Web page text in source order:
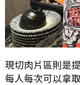
現切肉片區則是
每人每次可以拿